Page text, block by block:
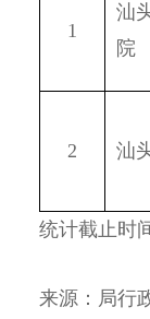
1
汕
院
2 汕
统计截止时
来源：局行